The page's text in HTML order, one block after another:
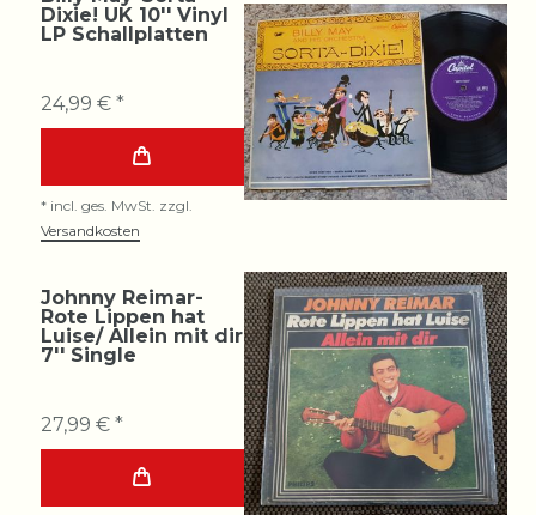
Dixie! UK 10'' Vinyl
LP Schallplatten
24,99 € *
* incl. ges. MwSt. zzgl.
Versandkosten
Johnny Reimar-
Rote Lippen hat
Luise/ Allein mit dir
7'' Single
27,99 € *